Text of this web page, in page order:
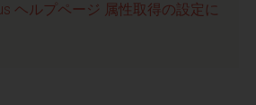
ヘルプページ 属性取得の設定に